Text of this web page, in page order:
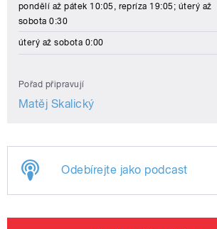
pondělí až pátek 10:05, repríza 19:05; úterý až
sobota 0:30
úterý až sobota 0:00
Pořad připravují
Matěj Skalický
Odebírejte jako podcast